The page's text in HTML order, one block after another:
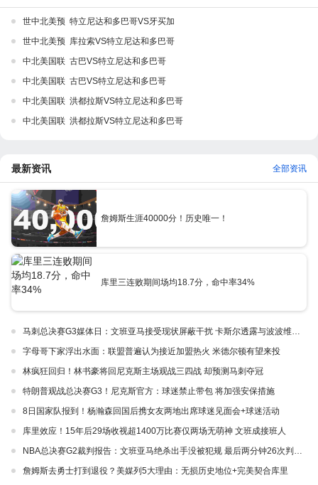
世中北美预 特立尼达和多巴哥VS牙买加
世中北美预 库拉索VS特立尼达和多巴哥
中北美国联 古巴VS特立尼达和多巴哥
中北美国联 古巴VS特立尼达和多巴哥
中北美国联 洪都拉斯VS特立尼达和多巴哥
中北美国联 洪都拉斯VS特立尼达和多巴哥
最新资讯 全部资讯
詹姆斯生涯40000分！历史唯一！
库里三连败期间场均18.7分，命中率34%
马刺总决赛G3媒体日：文班亚马接受现状屏蔽干扰 卡斯尔透露与波波维奇交流
字母哥下家浮出水面：联盟普遍认为接近加盟热火 米德尔顿有望来投
林疯狂回归！林书豪将回尼克斯主场观战三四战 却预测马刺夺冠
特朗普观战总决赛G3！尼克斯官方：球迷禁止带包 将加强安保措施
8日国家队报到！杨瀚森回国后携女友两地出席球迷见面会+球迷活动
库里效应！15年后29场收视超1400万比赛仅两场无萌神 文班成接班人
NBA总决赛G2裁判报告：文班亚马绝杀出手没被犯规 最后两分钟26次判定全正确
詹姆斯去勇士打到退役？美媒列5大理由：无损历史地位+完美契合库里